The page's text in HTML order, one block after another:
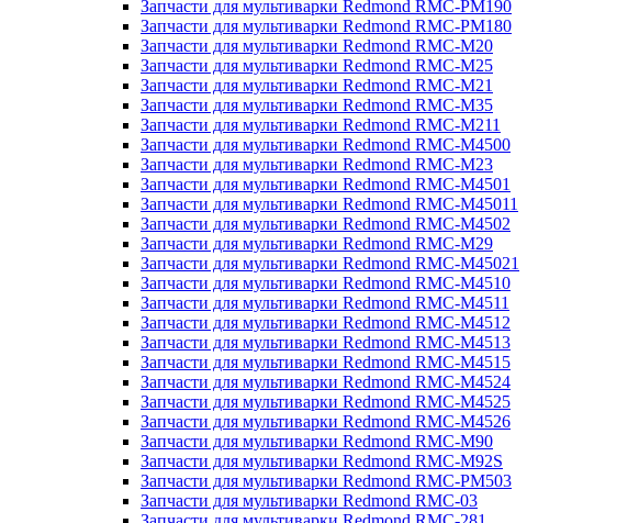
Запчасти для мультиварки Redmond RMC-PM190
Запчасти для мультиварки Redmond RMC-PM180
Запчасти для мультиварки Redmond RMC-M20
Запчасти для мультиварки Redmond RMC-M25
Запчасти для мультиварки Redmond RMC-M21
Запчасти для мультиварки Redmond RMC-M35
Запчасти для мультиварки Redmond RMC-M211
Запчасти для мультиварки Redmond RMC-M4500
Запчасти для мультиварки Redmond RMC-M23
Запчасти для мультиварки Redmond RMC-M4501
Запчасти для мультиварки Redmond RMC-M45011
Запчасти для мультиварки Redmond RMC-M4502
Запчасти для мультиварки Redmond RMC-M29
Запчасти для мультиварки Redmond RMC-M45021
Запчасти для мультиварки Redmond RMC-M4510
Запчасти для мультиварки Redmond RMC-M4511
Запчасти для мультиварки Redmond RMC-M4512
Запчасти для мультиварки Redmond RMC-M4513
Запчасти для мультиварки Redmond RMC-M4515
Запчасти для мультиварки Redmond RMC-M4524
Запчасти для мультиварки Redmond RMC-M4525
Запчасти для мультиварки Redmond RMC-M4526
Запчасти для мультиварки Redmond RMC-M90
Запчасти для мультиварки Redmond RMC-M92S
Запчасти для мультиварки Redmond RMC-PM503
Запчасти для мультиварки Redmond RMC-03